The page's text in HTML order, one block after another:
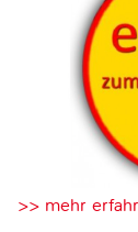
>> mehr